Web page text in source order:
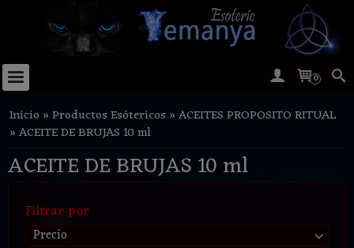
0
Inicio »Productos Esótericos »ACEITES PROPOSITO RITUAL
»ACEITE DE BRUJAS 10 ml
ACEITE DE BRUJAS 10 ml
Filtrar por
Precio